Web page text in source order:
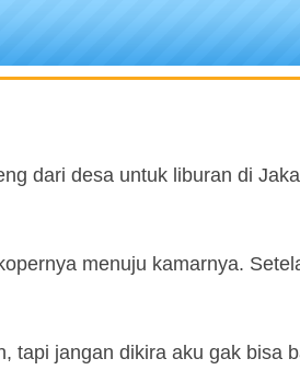
dari desa untuk liburan di
menuju kamarnya.
tapi jangan dikira aku gak bisa